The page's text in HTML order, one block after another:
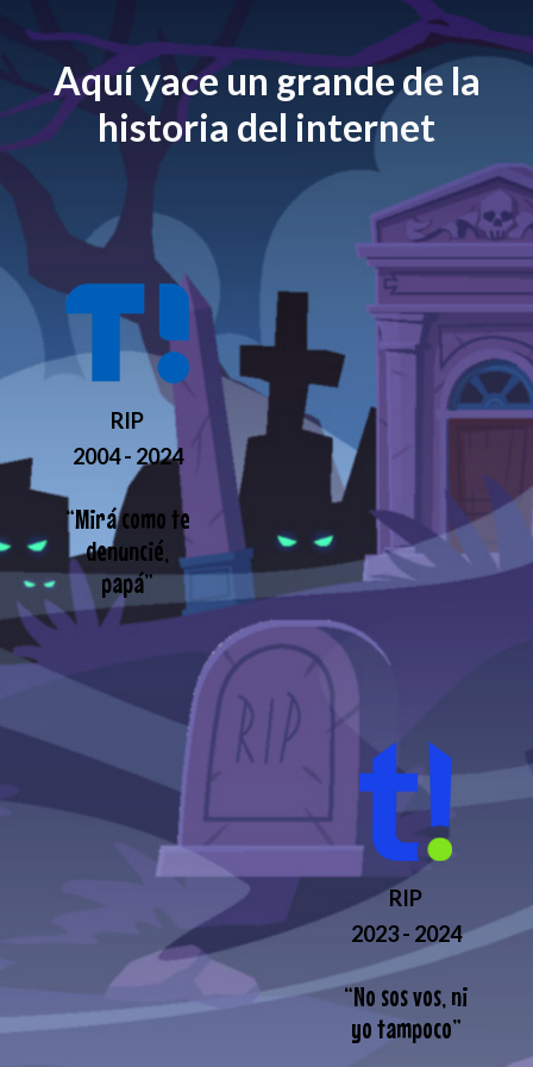
Aquí yace un grande de la
historia del internet
RIP
2004 - 2024
“Mirá como te
denuncié,
papá”
RIP
2023 - 2024
“No sos vos, ni
yo tampoco”